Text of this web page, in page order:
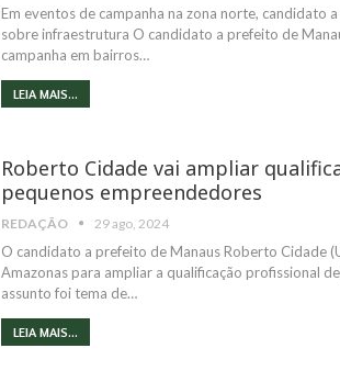
Em eventos de campanha na zona norte,
sobre infraestrutura O candidato a prefeito de
campanha em bairros…
LEIA MAIS...
Roberto Cidade vai ampliar
pequenos empreendedores
REDAÇÃO 29 ago, 2024
O candidato a prefeito de Manaus Roberto Cidade
Amazonas para ampliar a qualificação profissional
assunto foi tema de…
LEIA MAIS...